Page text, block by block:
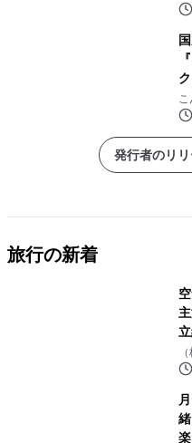
発行者のリ
旅行の新着